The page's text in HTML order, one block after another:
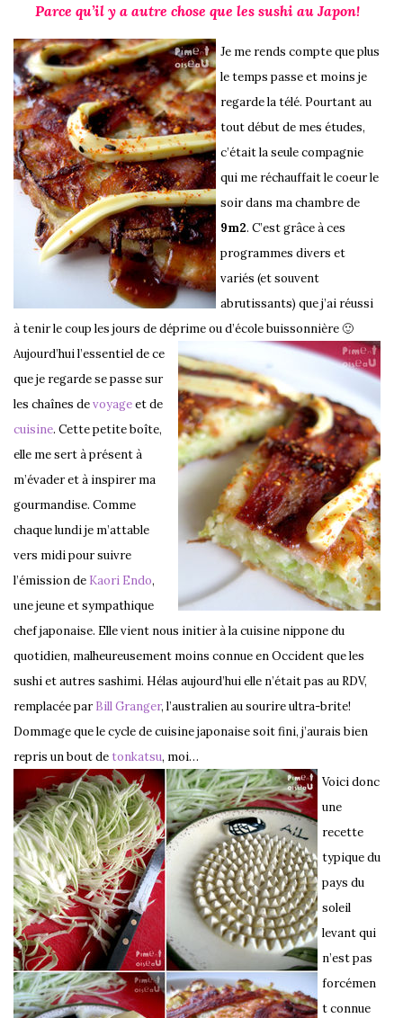
Parce qu’il y a autre chose que les sushi au Japon!
Je me rends compte que plus
le temps passe et moins je
regarde la télé. Pourtant au
tout début de mes études,
c’était la seule compagnie
qui me réchauffait le coeur le
soir dans ma chambre de
9m2. C’est grâce à ces
programmes divers et
variés (et souvent
abrutissants) que j’ai réussi
à tenir le coup les jours de déprime ou d’école buissonnière 🙂
Aujourd’hui l’essentiel de ce
que je regarde se passe sur
les chaînes devoyageet de
cuisine. Cette petite boîte,
elle me sert à présent à
m’évader et à inspirer ma
gourmandise. Comme
chaque lundi je m’attable
vers midi pour suivre
l’émission de Kaori Endo,
une jeune et sympathique
chef japonaise. Elle vient nous initier à la cuisine nippone du
quotidien, malheureusement moins connue en Occident que les
sushi et autres sashimi. Hélas aujourd’hui elle n’était pas au RDV,
remplacée parBill Granger, l’australien au sourire ultra-brite!
Dommage que le cycle de cuisine japonaise soit fini, j’aurais bien
repris un bout de tonkatsu, moi…
Voici donc
une
recette
typique du
pays du
soleil
levant qui
n’est pas
forcémen
t connue